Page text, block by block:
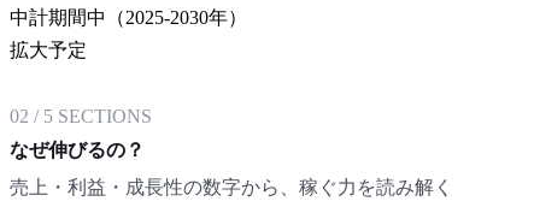
中計期間中（2025-2030年）
拡大予定
02 / 5 SECTIONS
なぜ伸びるの？
売上・利益・成長性の数字から、稼ぐ力を読み解く